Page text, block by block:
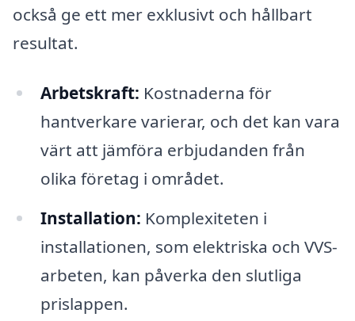
också ge ett mer exklusivt och hållbart
resultat.
Arbetskraft: Kostnaderna för
hantverkare varierar, och det kan vara
värt att jämföra erbjudanden från
olika företag i området.
Installation: Komplexiteten i
installationen, som elektriska och VVS-
arbeten, kan påverka den slutliga
prislappen.